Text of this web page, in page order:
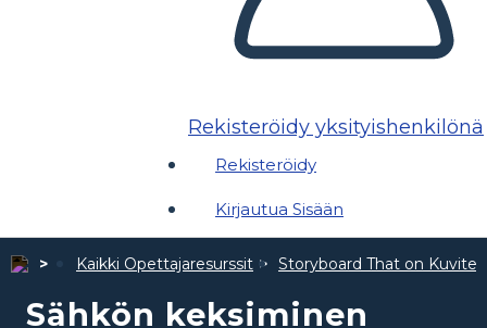
Rekisteröidy yksityishenkilönä
Rekisteröidy
Kirjautua Sisään
Kaikki Opettajaresurssit Storyboard That on
Sähkön keksiminen